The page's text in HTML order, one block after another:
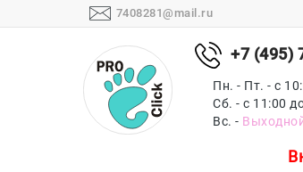
7408281@mail.ru
+7 (495)
Пн. - Пт. - с
Сб. - с 11:00
Вс. -